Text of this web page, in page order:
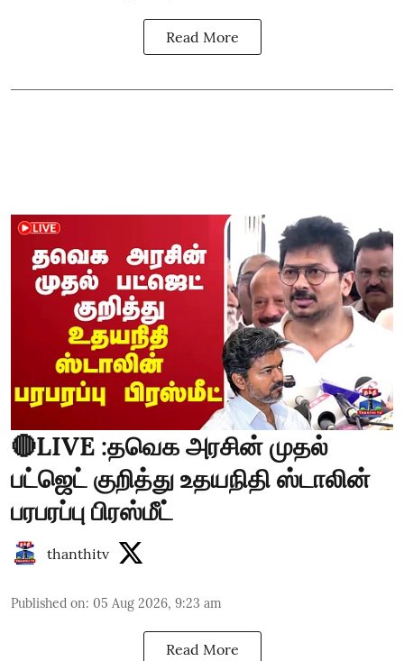
Read More
🔴LIVE :தவெக அரசின் முதல்
பட்ஜெட் குறித்து உதயநிதி ஸ்டாலின்
பரபரப்பு பிரஸ்மீட்
thanthitv
Published on: 05 Aug 2026, 9:23 am
Read More